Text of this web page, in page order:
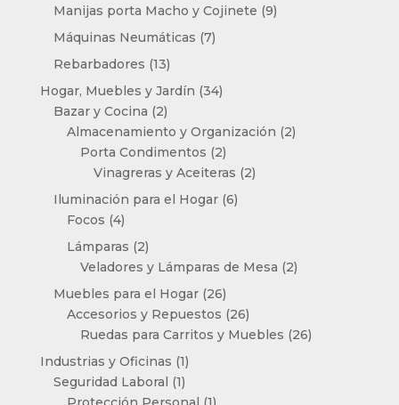
productos
Manijas porta Macho y Cojinete 99
Máquinas Neumáticas 77
Rebarbadores 1313
productos
Hogar, Muebles y Jardín 3434
Bazar y Cocina 22
productos
Almacenamiento y Organización 22
Porta Condimentos 22
productos
Vinagreras y Aceiteras 22
Iluminación para el Hogar 66
Focos 44
productos
Lámparas 22
productos
Veladores y Lámparas de Mesa 22
Muebles para el Hogar 2626
productos
Accesorios y Repuestos 2626
productos
Ruedas para Carritos y Muebles 2626
Industrias y Oficinas 11
producto
Seguridad Laboral 11
producto
1